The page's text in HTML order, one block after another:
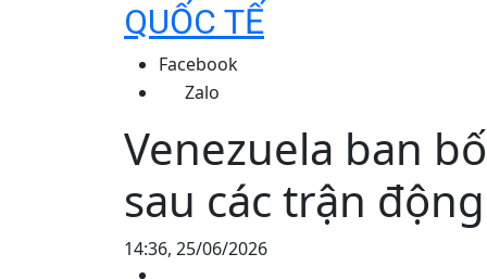
QUỐC TẾ
Facebook
Zalo
Venezuela ban
sau các trận
14:36, 25/06/2026